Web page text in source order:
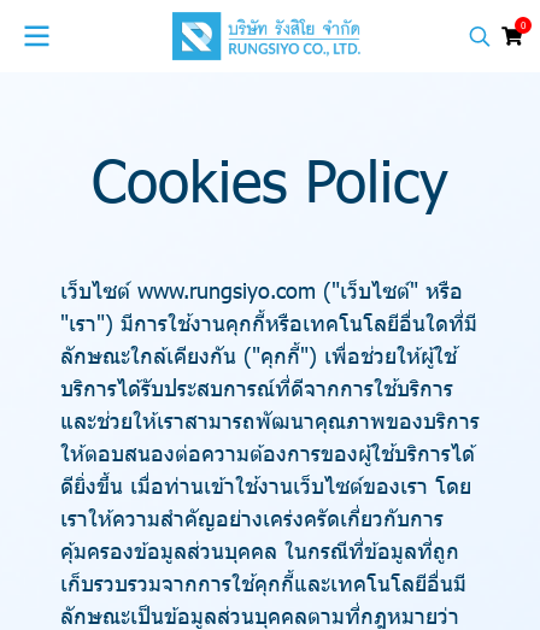
0
Cookies Policy
เว็บไซต์ www.rungsiyo.com ("เว็บไซต์" หรือ
"เรา") มีการใช้งานคุกกี้หรือเทคโนโลยีอื่นใดที่มี
ลักษณะใกล้เคียงกัน ("คุกกี้") เพื่อช่วยให้ผู้ใช้
บริการได้รับประสบการณ์ที่ดีจากการใช้บริการ
และช่วยให้เราสามารถพัฒนาคุณภาพของบริการ
ให้ตอบสนองต่อความต้องการของผู้ใช้บริการได้
ดียิ่งขึ้น เมื่อท่านเข้าใช้งานเว็บไซต์ของเรา โดย
เราให้ความสำคัญอย่างเคร่งครัดเกี่ยวกับการ
คุ้มครองข้อมูลส่วนบุคคล ในกรณีที่ข้อมูลที่ถูก
เก็บรวบรวมจากการใช้คุกกี้และเทคโนโลยีอื่นมี
ลักษณะเป็นข้อมูลส่วนบุคคลตามที่กฎหมายว่า